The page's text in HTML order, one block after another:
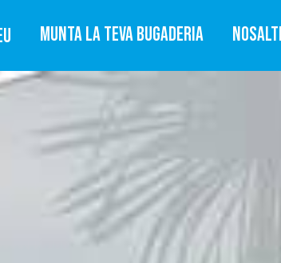
MUNTA LA TEVA BUGADERIA